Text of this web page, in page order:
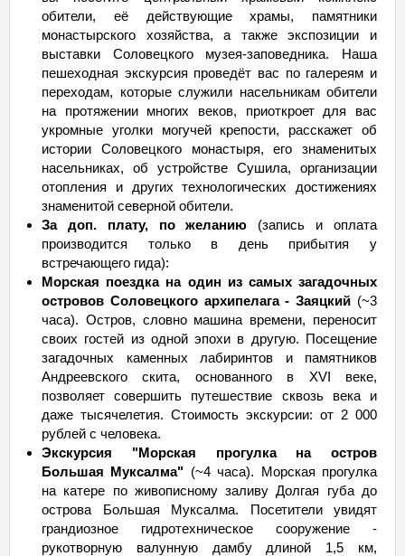
обители, её действующие храмы, памятники
монастырского хозяйства, а также экспозиции и
выставки Соловецкого музея-заповедника. Наша
пешеходная экскурсия проведёт вас по галереям и
переходам, которые служили насельникам обители
на протяжении многих веков, приоткроет для вас
укромные уголки могучей крепости, расскажет об
истории Соловецкого монастыря, его знаменитых
насельниках, об устройстве Сушила, организации
отопления и других технологических достижениях
знаменитой северной обители.
За доп. плату, по желанию (запись и оплата
производится только в день прибытия у
встречающего гида):
Морская поездка на один из самых загадочных
островов Соловецкого архипелага - Заяцкий (~3
часа). Остров, словно машина времени, переносит
своих гостей из одной эпохи в другую. Посещение
загадочных каменных лабиринтов и памятников
Андреевского скита, основанного в XVI веке,
позволяет совершить путешествие сквозь века и
даже тысячелетия. Стоимость экскурсии: от 2 000
рублей с человека.
Экскурсия "Морская прогулка на остров
Большая Муксалма" (~4 часа). Морская прогулка
на катере по живописному заливу Долгая губа до
острова Большая Муксалма. Посетители увидят
грандиозное гидротехническое сооружение -
рукотворную валунную дамбу длиной 1,5 км,